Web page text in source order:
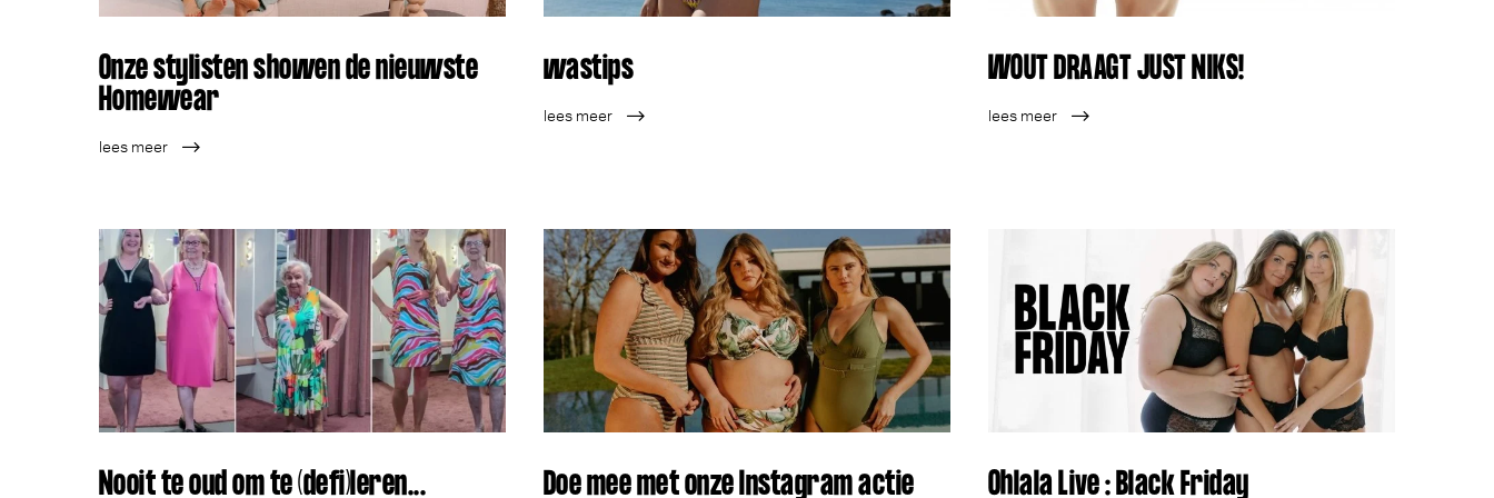
Onze stylisten showen de nieuwste
Homewear
lees meer
wastips
lees meer
WOUT DRAAGT JUST NIKS!
lees meer
Nooit te oud om te (defi)leren... Doe mee met onze Instagram actie Ohlala Live : Black Friday